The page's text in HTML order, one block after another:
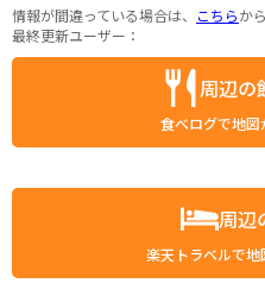
情報が間違っている場合は、 こちらか
最終更新ユーザー：
周辺の
食べログで地図
周辺
楽天トラベルで地